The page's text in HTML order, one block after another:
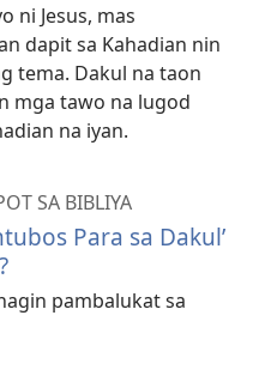
ni Jesus, mas
dapit sa Kahadian nin
tema. Dakul na taon
mga tawo na lugod
na iyan.
SA BIBLIYA
Para sa Dakul’
pambalukat sa